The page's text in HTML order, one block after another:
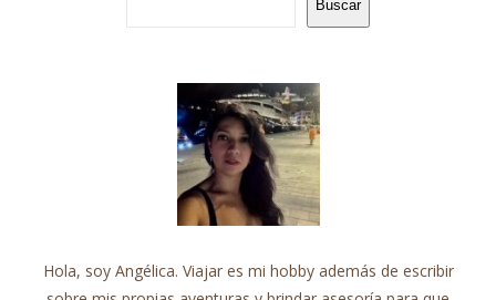
Buscar
Hola, soy Angélica. Viajar es mi hobby además de escribir